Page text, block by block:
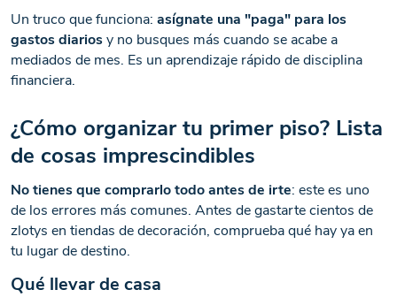
Un truco que funciona: asígnate una "paga" para los
gastos diariosy no busques más cuando se acabe a
mediados de mes. Es un aprendizaje rápido de disciplina
financiera.
¿Cómo organizar tu primer piso? Lista
de cosas imprescindibles
No tienes que comprarlo todo antes de irte: este es uno
de los errores más comunes. Antes de gastarte cientos de
zlotys en tiendas de decoración, comprueba qué hay ya en
tu lugar de destino.
Qué llevar de casa